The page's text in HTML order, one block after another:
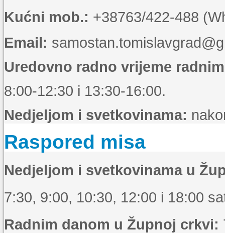
Kućni mob.: +38763/422-488
Email:
Uredovno radno vrijeme
8:00-12:30 i 13:30-16:00.
Nedjeljom i svetkovinama:
Raspored misa
Nedjeljom i svetkovinama u
7:30, 9:00, 10:30, 12:00 i 18:00
Radnim danom u Župnoj crkvi: